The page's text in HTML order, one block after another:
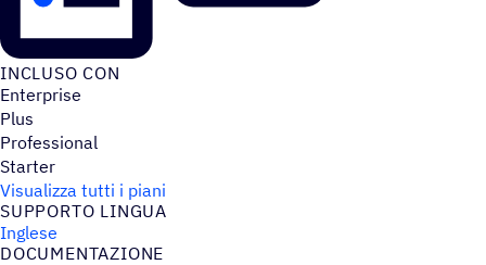
INCLUSO CON
Enterprise
Plus
Professional
Starter
Visualizza tutti i piani
SUPPORTO LINGUA
Inglese
DOCU­MEN­TA­ZIONE